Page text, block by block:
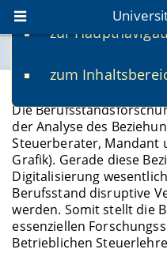
zur
zum
www.uni-
univis.uni-
fis.uni-
(5)
Die
der Analyse des
Steuerberater, Mandant
Grafik). Gerade diese
Digitalisierung
Berufsstand disruptive
werden. Somit stellt die
essenziellen
Betrieblichen